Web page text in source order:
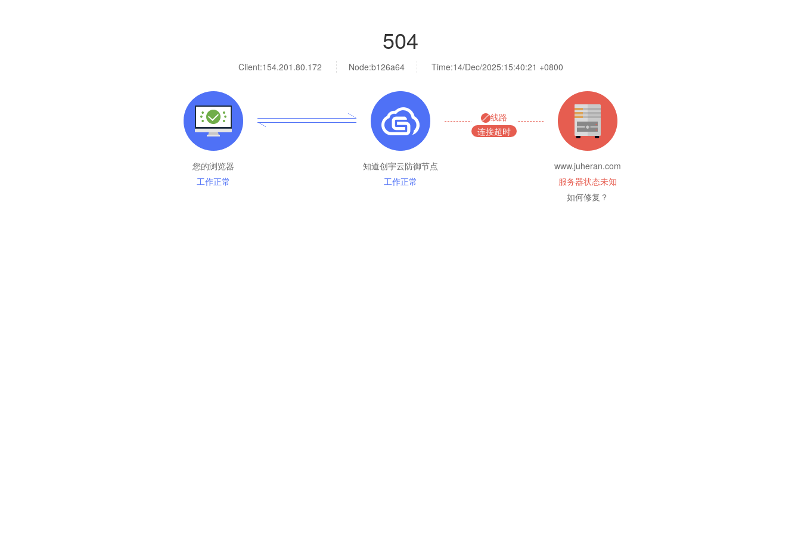
504
Client:154.201.80.172 Node:b126a64 Time:14/Dec/2025:15:40:21 +0800
您的浏览器
工作正常
知道创宇云防御节点
工作正常
线路
连接超时
www.juheran.com
服务器状态未知
如何修复？